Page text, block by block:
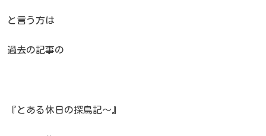
と言う方は
過去の記事の
『とある休日の探鳥記～』